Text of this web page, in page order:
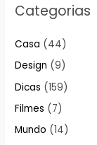
Categorias
Casa (44)
Design (9)
Dicas (159)
Filmes (7)
Mundo (14)